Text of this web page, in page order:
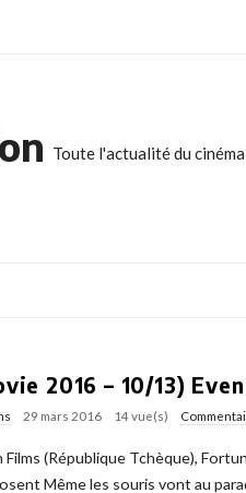
Toute l'actualité du
2016 – 10/13)
29 mars 2016 14 vue(s)
(République Tchèque),
Même les souris vont au